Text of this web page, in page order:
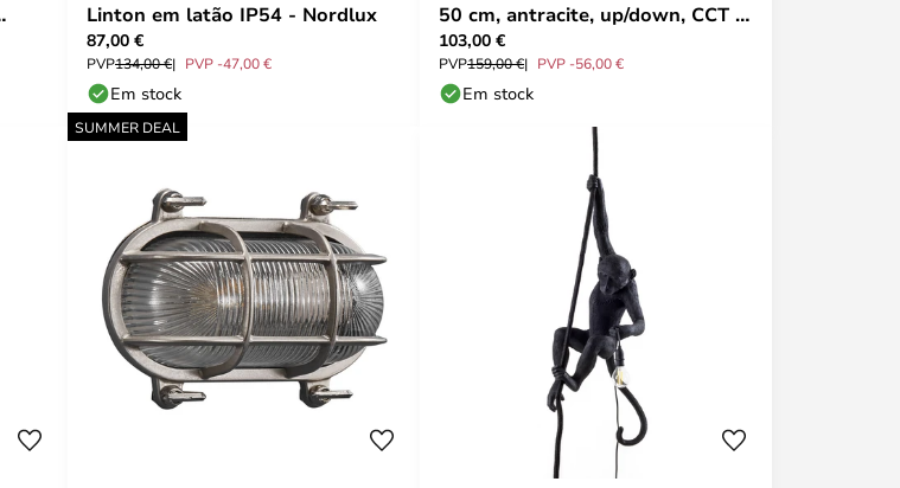
Linton em latão IP54 - Nordlux
87,00 €
PVP134,00 € PVP -47,00 €
Em stock
50 cm, antracite, up/down, CCT -
Arcchio
103,00 €
PVP159,00 € PVP -56,00 €
Em stock
SUMMER DEAL